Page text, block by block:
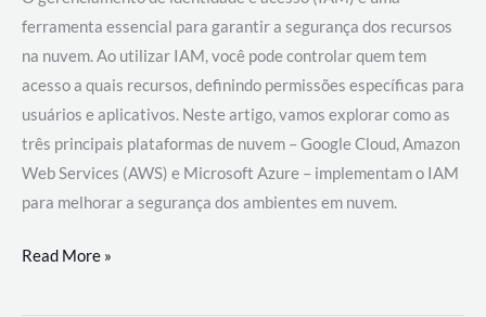
ferramenta essencial para garantir a segurança dos recursos
na nuvem. Ao utilizar IAM, você pode controlar quem tem
acesso a quais recursos, definindo permissões específicas para
usuários e aplicativos. Neste artigo, vamos explorar como as
três principais plataformas de nuvem – Google Cloud, Amazon
Web Services (AWS) e Microsoft Azure – implementam o IAM
para melhorar a segurança dos ambientes em nuvem.
Gerenciamento
Read More »